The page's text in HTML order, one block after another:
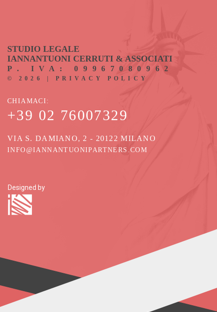
STUDIO LEGALE
IANNANTUONI CERRUTI & ASSOCIATI
P. IVA: 09967080962
©2026 |PRIVACY POLICY
CHIAMACI
+39 02 76007329
VIA S. DAMIANO, 2 - 20122 MILANO
INFO@IANNANTUONIPARTNERS.COM
Designed by